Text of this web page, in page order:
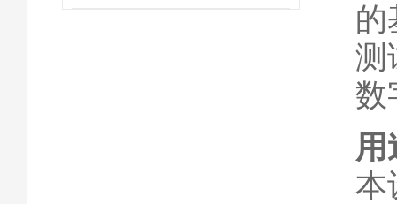
的
测
数
用
本